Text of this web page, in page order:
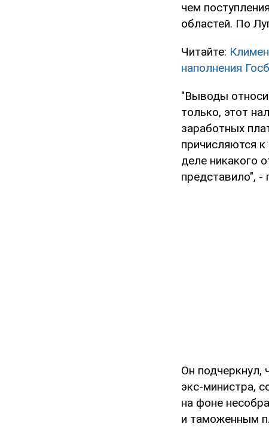
чем
областей. По
Читайте:
наполнения
"Выводы
только, этот
заработных
причисляются
деле никакого
представило",
Он подчеркнул,
экс-министра,
на фоне
и таможенным